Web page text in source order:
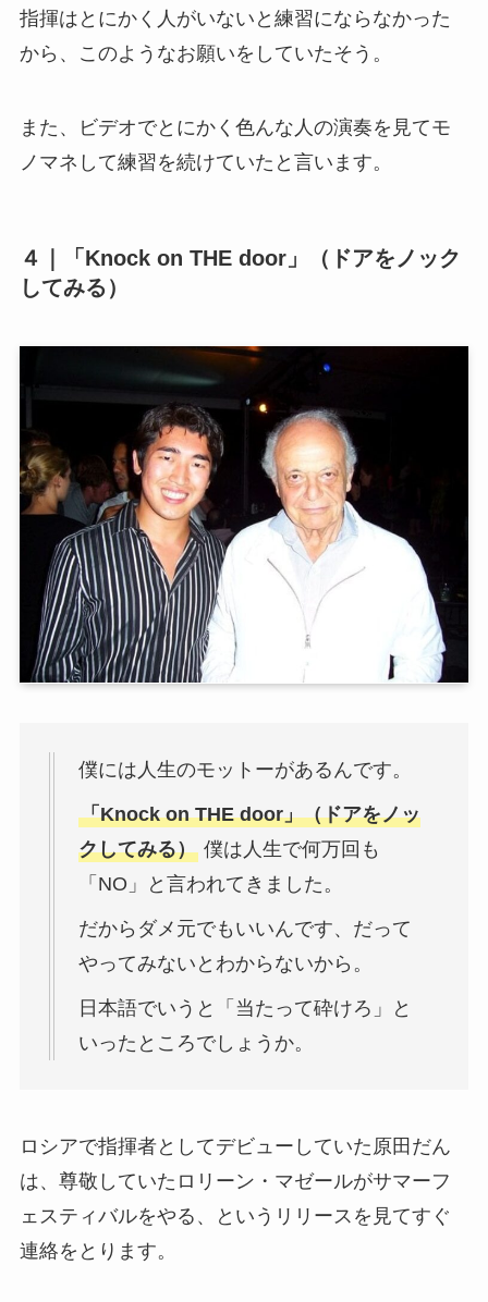
指揮はとにかく人がいないと練習にならなかった
から、このようなお願いをしていたそう。
また、ビデオでとにかく色んな人の演奏を見てモ
ノマネして練習を続けていたと言います。
４｜「Knock on THE door」（ドアをノック
してみる）
僕には人生のモットーがあるんです。
「Knock on THE door」（ドアをノッ
クしてみる）僕は人生で何万回も
「NO」と言われてきました。
だからダメ元でもいいんです、だって
やってみないとわからないから。
日本語でいうと「当たって砕けろ」と
いったところでしょうか。
ロシアで指揮者としてデビューしていた原田だん
は、尊敬していたロリーン・マゼールがサマーフ
ェスティバルをやる、というリリースを見てすぐ
連絡をとります。